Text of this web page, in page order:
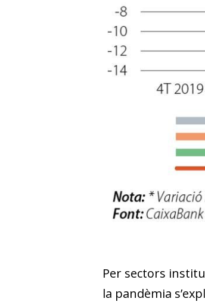
Per sectors
la pandèmia